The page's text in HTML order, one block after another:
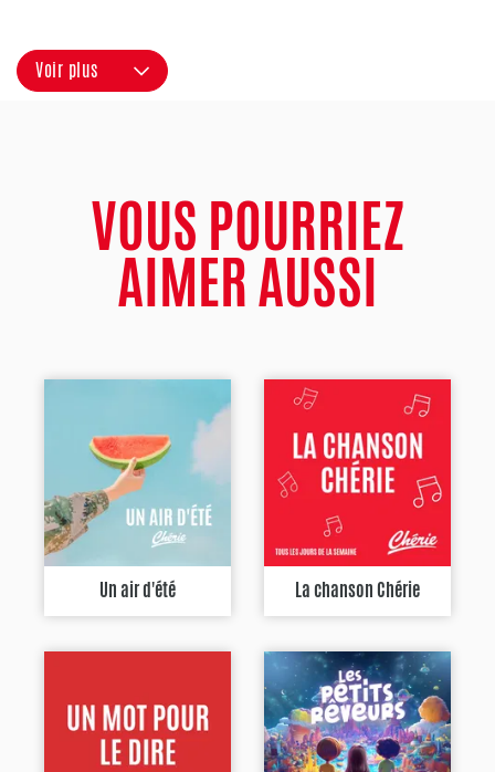
Voir plus
VOUS POURRIEZ
AIMER AUSSI
Un air d'été La chanson Chérie